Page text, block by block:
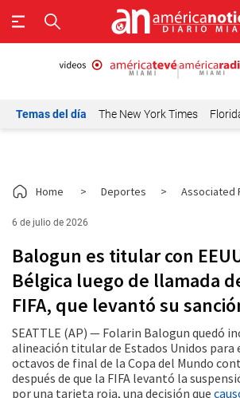
Temas del día The New York Times
Home > Deportes > Associated
6 de julio de 2026
Balogun es titular con
Bélgica luego de llamada
FIFA, que levantó su
SEATTLE (AP) — Folarin Balogun quedó
alineación titular de Estados Unidos para
octavos de final de la Copa del Mundo
después de que la FIFA levantó la
por una tarjeta roja, una decisión que